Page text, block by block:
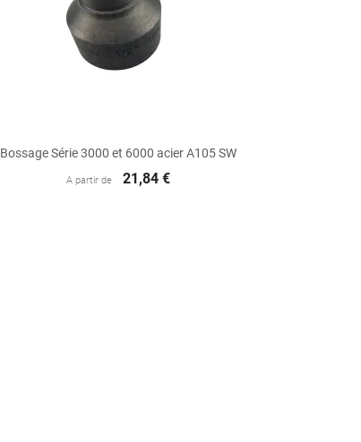
Aperçu rapide
Bossage Série 3000 et 6000 acier A105 SW
A partir de 21,84 €